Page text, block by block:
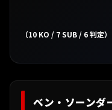
（10 KO / 7 SUB / 6 判定）
ベン・ソーンダ